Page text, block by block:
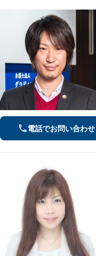
電話でお問い合わせ